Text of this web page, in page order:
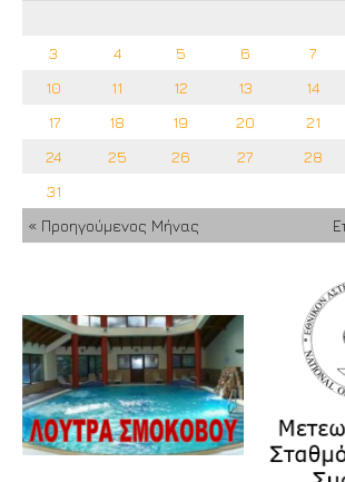
3
4 5 6 7
10
11 12 13 14
17
18 19 20 21
24
25 26 27 28
31
« Προηγούμενος Μήνας